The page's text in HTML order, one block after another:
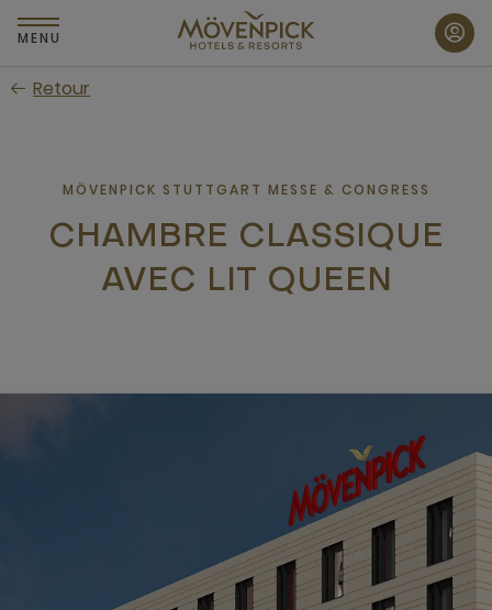
Passer
au
principal
MENU
Retour
MÖVENPICK STUTTGART MESSE & CONGRESS
CHAMBRE CLASSIQUE
AVEC LIT QUEEN